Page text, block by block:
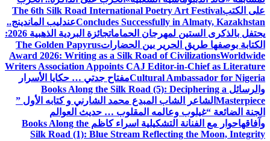
على الكتبThe 6th Silk Road International Poetry Art Festival
Concludes Successfully in Almaty, Kazakhstanعندليب الماندينج..
يحتفل بالذكرى الستين لمهرجان الحمامات
جائزة البردية الذهبية 2026:
الكتابة بوصفها طريق الحرير بين الحضاراتThe Golden Papyrus
Award 2026: Writing as a Silk Road of CivilizationsWorldwide
Writers Association Appoints CAJ Editor-in-Chief as Literature
Cultural Ambassador for Nigeriaمفتاح جدتي … حكايا الأسرار
والرسائل Books Along the Silk Road (5): Deciphering a
Masterpiece الشاعر الشاب المبدع محمد الشارني و كتابه الأول ”
الجنة الضائعة “غيلوب وعالمه المقلوب … حديث العوالم
وآفاقهاحوار مع الفنانة التشكيلية اسراء كاظم Books Along the
Silk Road (1): Blue Stream Reflecting the Moon, Integrity